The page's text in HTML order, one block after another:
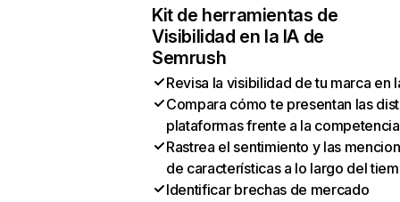
Kit de herramientas de
Visibilidad en la IA de
Semrush
Revisa la visibilidad de tu marca en
Compara cómo te presentan las
plataformas frente a la competencia
Rastrea el sentimiento y las
de características a lo largo del
Identificar brechas de mercado